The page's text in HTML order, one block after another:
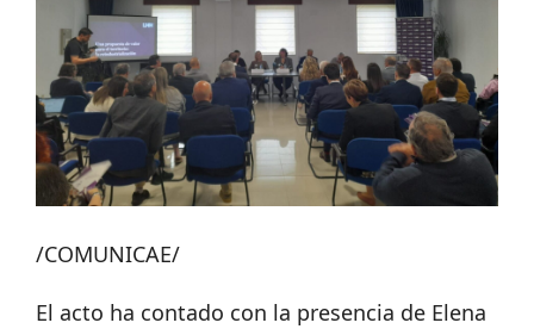
/COMUNICAE/
El acto ha contado con la presencia de Elena